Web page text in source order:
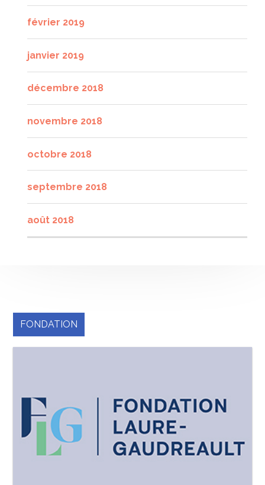
février 2019
janvier 2019
décembre 2018
novembre 2018
octobre 2018
septembre 2018
août 2018
FONDATION